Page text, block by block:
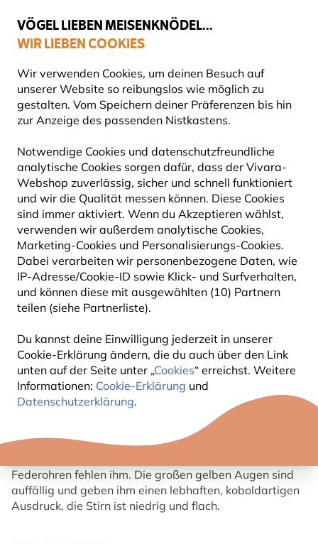
VÖGEL LIEBEN MEISENKNÖDEL...
WIR LIEBEN COOKIES
Wir verwenden Cookies, um deinen Besuch auf
unserer Website so reibungslos wie möglich zu
gestalten. Vom Speichern deiner Präferenzen bis hin
zur Anzeige des passenden Nistkastens.
Notwendige Cookies und datenschutzfreundliche
analytische Cookies sorgen dafür, dass der Vivara-
Webshop zuverlässig, sicher und schnell funktioniert
und wir die Qualität messen können. Diese Cookies
sind immer aktiviert. Wenn du Akzeptieren wählst,
verwenden wir außerdem analytische Cookies,
Marketing-Cookies und Personalisierungs-Cookies.
Dabei verarbeiten wir personenbezogene Daten, wie
IP-Adresse/Cookie-ID sowie Klick- und Surfverhalten,
und können diese mit ausgewählten (10) Partnern
teilen (siehe Partnerliste).
Du kannst deine Einwilligung jederzeit in unserer
Cookie-Erklärung ändern, die du auch über den Link
unten auf der Seite unter „Cookies“ erreichst. Weitere
Informationen: Cookie-Erklärung und
Datenschutzerklärung.
Top-bewertet in 11 Ländern
Blog Tierarten Steinkauz
STEINKAUZ
27 September 2024 TIERARTEN VÖGEL
KURZBESCHREIBUNG STEINKAUZ
Steinkäuze sind kurzschwänzig.
Ihre Oberseite ist dunkelbraun und mit dichten weißen
Flecken und Bänderungen versehen. Die Unterseite ist
weißlich und breit dunkelbraun gestreift. Über den
Federohren fehlen ihm. Die großen gelben Augen sind
auffällig und geben ihm einen lebhaften, koboldartigen
Ausdruck, die Stirn ist niedrig und flach.